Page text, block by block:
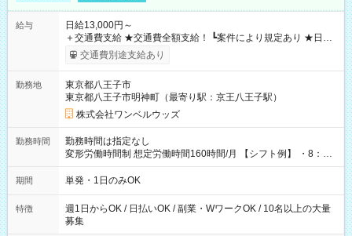
給与
日給13,000円～
＋交通費支給 ★交通費全額支給！ ┗案件により規定あり ★日払
いOK！（規定あり） ┗働いたその日に現金GET♪ お仕事後はコ
ンビニATMから 日払い分を引き落とせます！ 【試用期間】試
交通費別途支給あり
勤務地
東京都八王子市
東京都八王子市明神町（最寄り駅：京王八王子駅）
株式会社ワンベルウッズ
勤務時間
勤務時間は指定なし
変形労働時間制 想定労働時間160時間/月 【シフト例】 ・8：00
～21：00
期間 単発・1日のみOK
特徴
週1日からOK / 日払いOK / 副業・WワークOK / 10名以上の大量
募集